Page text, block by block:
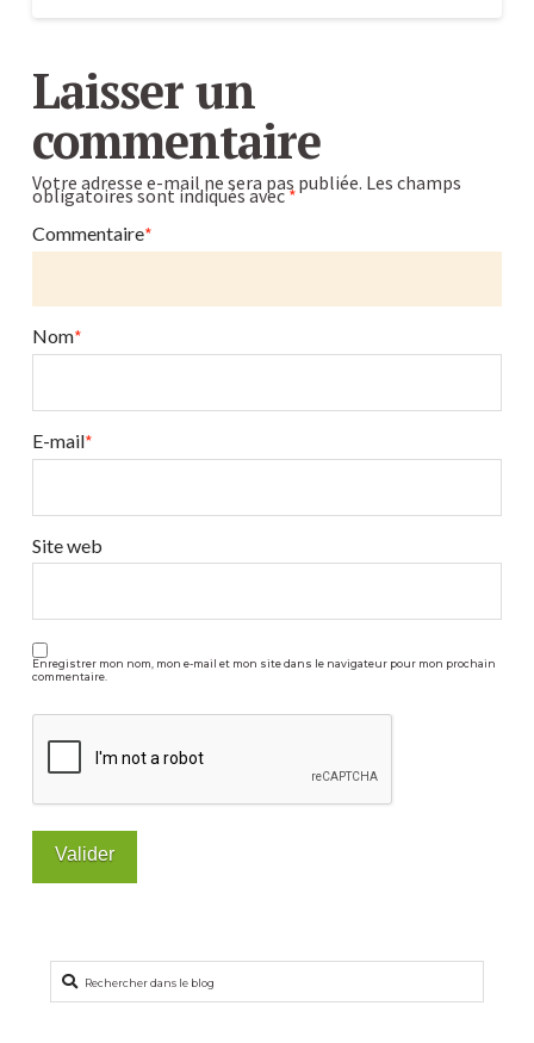
Conseils
d’utilisation
de
l’extracteur
de
jus.
Laisser un
commentaire
Votre adresse e-mail ne sera pas publiée. Les champs
obligatoires sont indiqués avec*
Commentaire*
Nom*
E-mail*
Site web
Enregistrer mon nom, mon e-mail et mon site dans le navigateur pour mon prochain
commentaire.
Rechercher